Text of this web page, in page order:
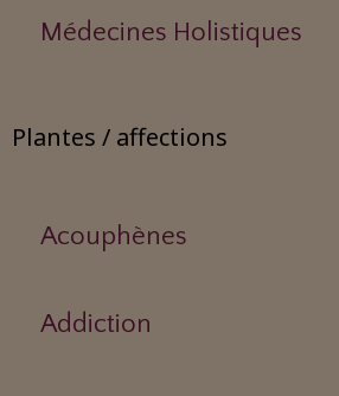
Médecines Holistiques
Plantes / affections
Acouphènes
Addiction